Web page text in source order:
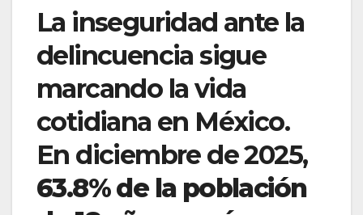
La inseguridad ante la
delincuencia sigue
marcando la vida
cotidiana en México.
En diciembre de 2025,
63.8% de la población